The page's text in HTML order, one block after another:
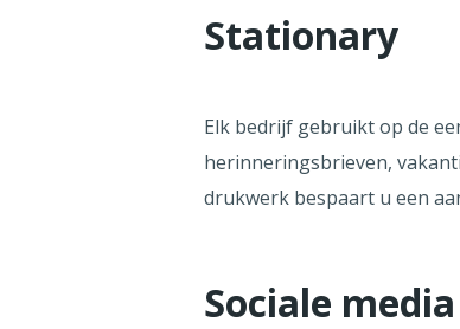
Stationary
Elk bedrijf gebruikt op de
herinneringsbrieven,
drukwerk bespaart u een
Sociale media